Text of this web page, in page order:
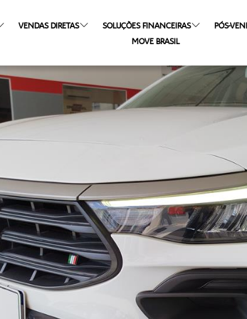
VENDAS DIRETAS SOLUÇÕES FINANCEIRAS PÓS-
MOVE BRASIL